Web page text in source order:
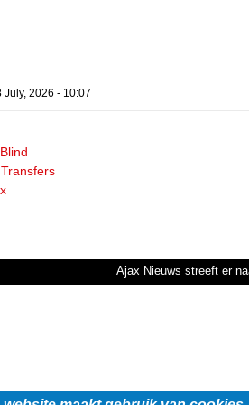
July, 2026 - 10:07
Transfers
Ajax Nieuws streeft er